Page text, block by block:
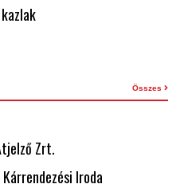
Összes
Zrt.
Iroda